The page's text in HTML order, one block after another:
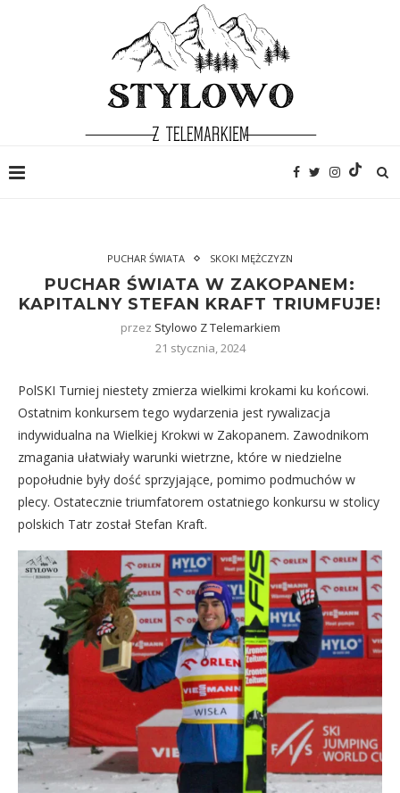
PUCHAR ŚWIATA SKOKI MĘŻCZYZN
PUCHAR ŚWIATA W ZAKOPANEM:
KAPITALNY STEFAN KRAFT TRIUMFUJE!
przez Stylowo Z Telemarkiem
21 stycznia, 2024
PolSKI Turniej niestety zmierza wielkimi krokami ku końcowi.
Ostatnim konkursem tego wydarzenia jest rywalizacja
indywidualna na Wielkiej Krokwi w Zakopanem. Zawodnikom
zmagania ułatwiały warunki wietrzne, które w niedzielne
popołudnie były dość sprzyjające, pomimo podmuchów w
plecy. Ostatecznie triumfatorem ostatniego konkursu w stolicy
polskich Tatr został Stefan Kraft.